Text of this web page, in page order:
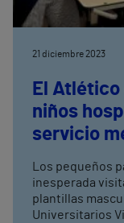
21 diciembre 2023
El
niños
servicio
Los pequeños
inesperada
plantillas
Universitarios